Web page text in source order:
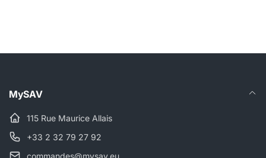
MySAV
115 Rue Maurice Allais
+33 2 32 79 27 92
commandes@mysav.eu